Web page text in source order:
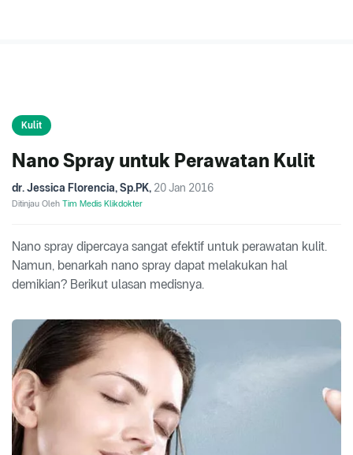
Kulit
Nano Spray untuk Perawatan Kulit
dr. Jessica Florencia, Sp.PK, 20 Jan 2016
Ditinjau Oleh Tim Medis Klikdokter
Nano spray dipercaya sangat efektif untuk perawatan kulit.
Namun, benarkah nano spray dapat melakukan hal
demikian? Berikut ulasan medisnya.